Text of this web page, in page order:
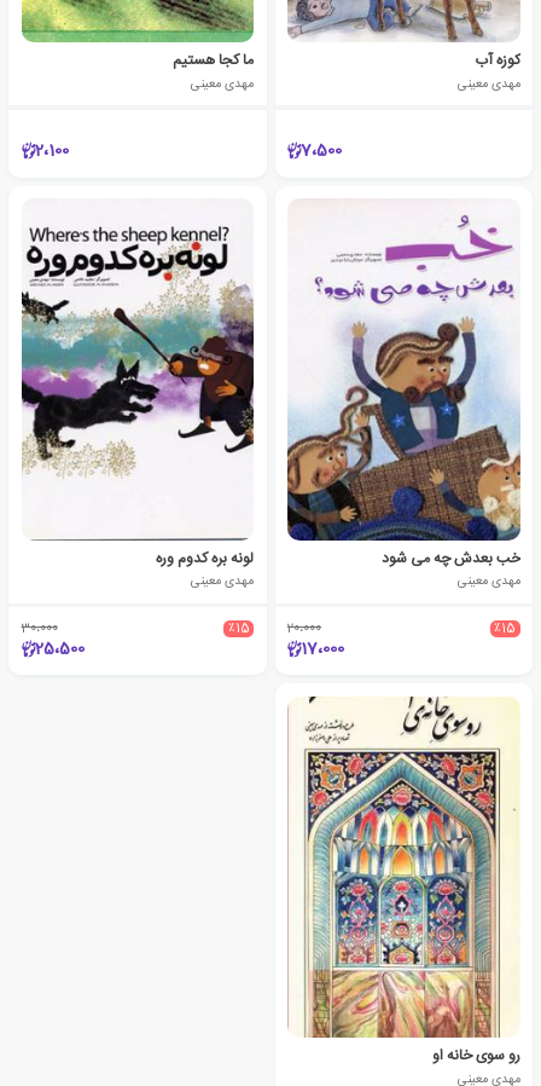
کوزه آب
مهدی معینی
7،500
ما کجا هستیم
مهدی معینی
2،100
خب بعدش چه می شود
مهدی معینی
٪15 20،000
17،000
لونه بره کدوم وره
مهدی معینی
٪15 30،000
25،500
رو سوی خانه او
مهدی معینی